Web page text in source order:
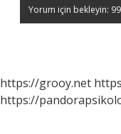
https://grooy.net
https://